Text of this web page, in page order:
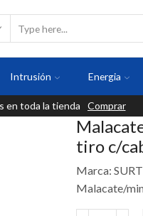
Intrusión Energia
en toda la tienda Comprar
tiro c/
Marca:
Malacate/